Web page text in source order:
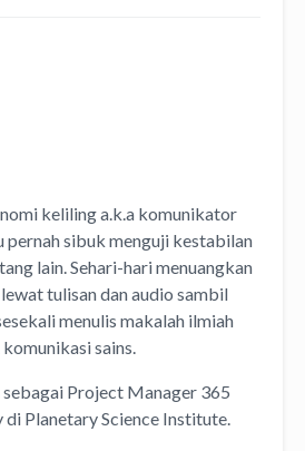
kelilinga.k.a komunikator
pernah sibuk menguji kestabilan
lain. Sehari-hari menuangkan
lewattulisandanaudio sambil
menulis makalah ilmiah
komunikasi sains.
Project Manager 365
di Planetary Science Institute.